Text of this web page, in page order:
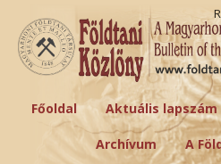
Főoldal Aktuális lapszám
Archívum A